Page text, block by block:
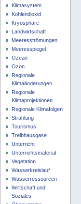
Klimasystem
Kohlendioxid
Kryosphäre
Landwirtschaft
Meeresströmungen
Meeresspiegel
Ozean
Ozon
Regionale
Klimaänderungen
Regionale
Klimaprojektionen
Regionale Klimafolgen
Strahlung
Tourismus
Treibhausgase
Unterricht
Unterrichtsmaterial
Vegetation
Wasserkreislauf
Wasserressourcen
Wirtschaft und
Soziales